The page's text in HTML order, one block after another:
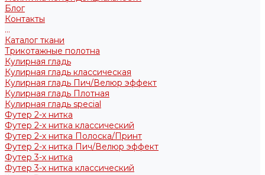
Блог
Контакты
...
Каталог ткани
Трикотажные полотна
Кулирная гладь
Кулирная гладь классическая
Кулирная гладь Пич/Велюр эффект
Кулирная гладь Плотная
Кулирная гладь special
Футер 2-х нитка
Футер 2-х нитка классический
Футер 2-х нитка Полоска/Принт
Футер 2-х нитка Пич/Велюр эффект
Футер 3-х нитка
Футер 3-х нитка классический